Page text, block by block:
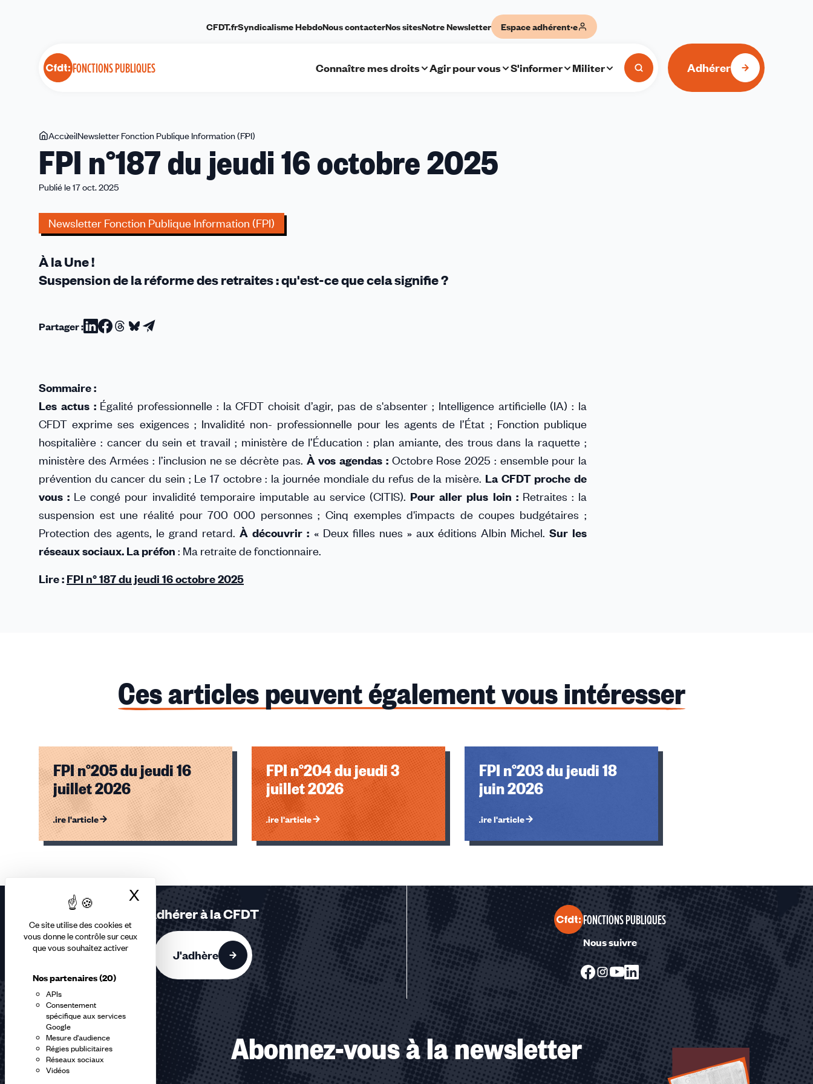
Ce site utilise des cookies et
vous donne le contrôle sur ceux
que vous souhaitez activer
Nos partenaires(20)
APIs
Consentement
spécifique aux services
Google
Mesure d'audience
Régies publicitaires
Réseaux sociaux
Vidéos
X Masquer le bandeau des cookies
FONCTIONS PUBLIQUES
CFDT.frSyndicalisme HebdoNous contacterNos sitesNotre Newsletter Espace adhérent·e
Connaître mes droits Agir pour vous S'informer Militer Adhérer
Vous
êtes
ici
AccueilNewsletter Fonction Publique Information (FPI)
n°187
du
octobre
2025
FPI n°187 du jeudi 16 octobre 2025
Publié le 17 oct. 2025
Newsletter Fonction Publique Information (FPI)
À la Une !
Suspension de la réforme des retraites : qu'est-ce que cela signifie ?
Partager :Partager
Partager
Partager
Partager
Partager
Sommaire :
Les actus : Égalité professionnelle : la CFDT choisit d’agir, pas de s'absenter ; Intelligence artificielle (IA) : la
CFDT exprime ses exigences ; Invalidité non- professionnelle pour les agents de l’État ; Fonction publique
hospitalière : cancer du sein et travail ; ministère de l’Éducation : plan amiante, des trous dans la raquette ;
ministère des Armées : l’inclusion ne se décrète pas. À vos agendas : Octobre Rose 2025 : ensemble pour la
prévention du cancer du sein ; Le 17 octobre : la journée mondiale du refus de la misère. La CFDT proche de
vous : Le congé pour invalidité temporaire imputable au service (CITIS). Pour aller plus loin : Retraites : la
suspension est une réalité pour 700 000 personnes ; Cinq exemples d'impacts de coupes budgétaires ;
Protection des agents, le grand retard.À découvrir : « Deux filles nues » aux éditions Albin Michel. Sur les
réseaux sociaux. La préfon : Ma retraite de fonctionnaire.
Lire : FPI n° 187 du jeudi 16 octobre 2025
Ces articles peuvent également vous intéresser
FPI n°205 du jeudi 16
juillet 2026
Lire l'article
FPI n°204 du jeudi 3
juillet 2026
Lire l'article
FPI n°203 du jeudi 18
juin 2026
Lire l'article
Éléments
accessibles
Adhérer à la CFDT
J'adhère
FONCTIONS PUBLIQUES
Nous suivre
Abonnez-vous à la newsletter